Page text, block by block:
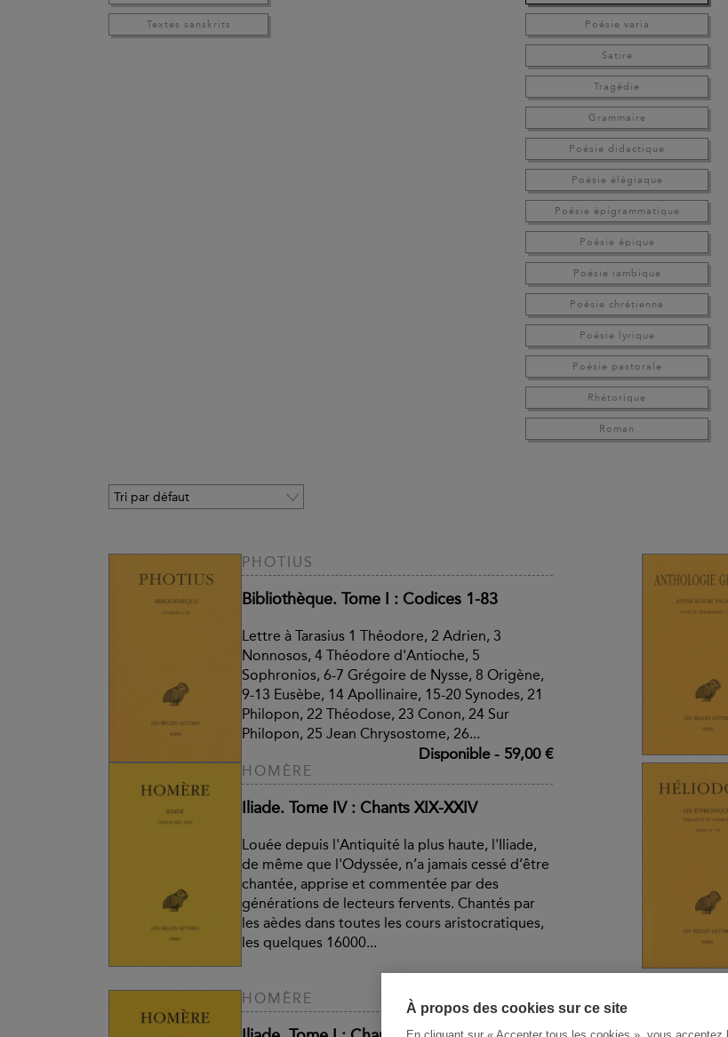
À propos des cookies sur ce site
Textes sanskrits Poésie varia
Satire
Tragédie
Grammaire
Poésie didactique
Poésie élégiaque
Poésie épigrammatique
Poésie épique
Poésie iambique
Poésie chrétienne
Poésie lyrique
Poésie pastorale
Rhétorique
Roman
PHOTIUS
Bibliothèque. Tome I : Codices 1-83
Lettre à Tarasius 1 Théodore, 2 Adrien, 3
Nonnosos, 4 Théodore d'Antioche, 5
Sophronios, 6-7 Grégoire de Nysse, 8 Origène,
9-13 Eusèbe, 14 Apollinaire, 15-20 Synodes, 21
Philopon, 22 Théodose, 23 Conon, 24 Sur
Philopon, 25 Jean Chrysostome, 26...
Disponible- 59,00 €
HOMÈRE
Iliade. Tome IV : Chants XIX-XXIV
Louée depuis l'Antiquité la plus haute, l'Iliade,
de même que l'Odyssée, n’a jamais cessé d’être
chantée, apprise et commentée par des
générations de lecteurs fervents. Chantés par
les aèdes dans toutes les cours aristocratiques,
les quelques 16000...
HOMÈRE